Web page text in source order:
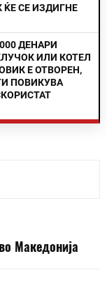
СЕ ИЗДИГНЕ
ДЕНАРИ
ИЛИ КОТЕЛ
Е ОТВОРЕН,
ПОВИКУВА
Македонија